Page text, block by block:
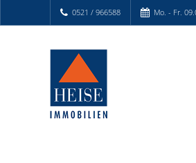
0521 / 966588 Mo. - Fr.